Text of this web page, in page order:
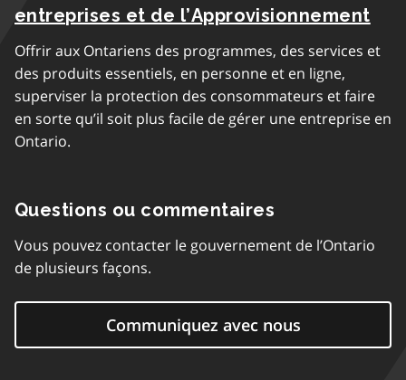
entreprises et de l’Approvisionnement
Offrir aux Ontariens des programmes, des services et
des produits essentiels, en personne et en ligne,
superviser la protection des consommateurs et faire
en sorte qu’il soit plus facile de gérer une entreprise en
Ontario.
Questions ou commentaires
Vous pouvez contacter le gouvernement de l’Ontario
de plusieurs façons.
Communiquez avec nous